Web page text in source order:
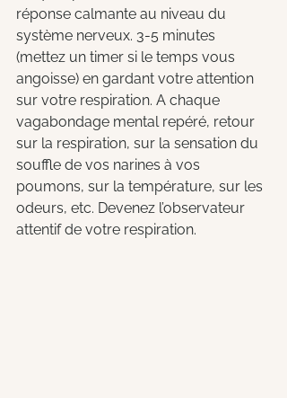
réponse calmante au niveau du
système nerveux. 3-5 minutes
(mettez un timer si le temps vous
angoisse) en gardant votre attention
sur votre respiration. A chaque
vagabondage mental repéré, retour
sur la respiration, sur la sensation du
souffle de vos narines à vos
poumons, sur la température, sur les
odeurs, etc. Devenez l’observateur
attentif de votre respiration.